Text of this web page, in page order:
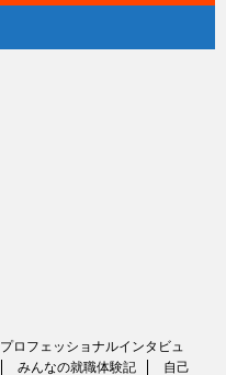
プロフェッショナルインタビュ
みんなの就職体験記 自己